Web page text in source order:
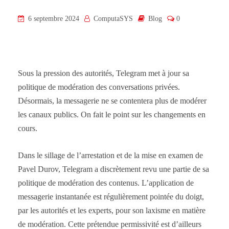
6 septembre 2024 ComputaSYS Blog 0
Sous la pression des autorités, Telegram met à jour sa
politique de modération des conversations privées.
Désormais, la messagerie ne se contentera plus de modérer
les canaux publics. On fait le point sur les changements en
cours.
Dans le sillage de l’arrestation et de la mise en examen de
Pavel Durov, Telegram a discrètement revu une partie de sa
politique de modération des contenus. L’application de
messagerie instantanée est régulièrement pointée du doigt,
par les autorités et les experts, pour son laxisme en matière
de modération. Cette prétendue permissivité est d’ailleurs